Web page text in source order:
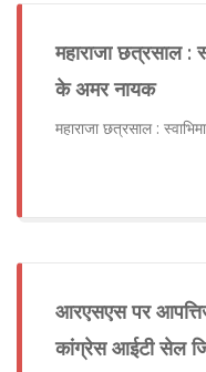
महाराजा छत्रसाल :
के अमर नायक
महाराजा छत्रसाल :
आरएसएस पर
कांग्रेस आईटी सेल